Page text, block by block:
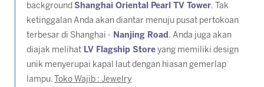
background Shanghai Oriental Pearl TV Tower. Tak
ketinggalan Anda akan diantar menuju pusat pertokoan
terbesar di Shanghai - Nanjing Road . Anda juga akan
diajak melihat LV Flagship Store yang memiliki design
unik menyerupai kapal laut dengan hiasan gemerlap
lampu.
Toko Wajib : Jewelry